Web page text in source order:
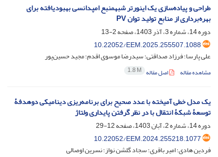
طراحی و پیاده‌سازی یک اینورتر شبه‎منبع امپدانسی بهبودیافته برای
بهره‌برداری از منابع تولید توان PV
دوره 14، شماره 3، آذر 1403، صفحه
2-13
10.22052/EEM.2025.255507.1088
علی پارسا؛ فرزاد صداقتی؛ سیدرضا موسوی اقدم؛ مجید حسین‌پور
مشاهده مقاله اصل مقاله 1.8 M
یک مدل خطی آمیخته با عدد صحیح برای برنامه‌ریزی دینامیکی دوهدفۀ
توسعۀ شبکۀ انتقال با در نظر گرفتن پایداری ولتاژ
دوره 14، شماره 2، آبان 1403، صفحه
12-29
10.22052/EEM.2024.255218.1077
فردین هادی؛ امیر باقری؛ سجاد گلشن نواز؛ نسرین اوصالی